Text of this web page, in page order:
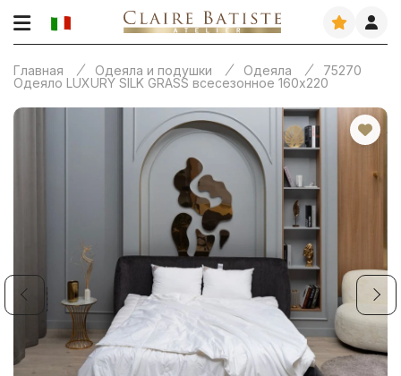
Главная Одеяла и подушки Одеяла
75270
Одеяло LUXURY SILK GRASS всесезонное 160х220